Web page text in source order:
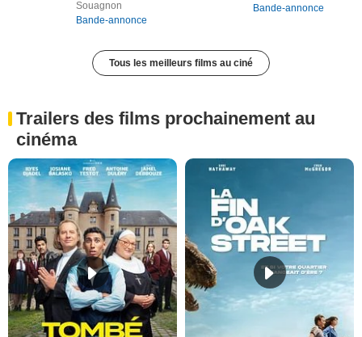
Souagnon
Bande-annonce
Bande-annonce
Tous les meilleurs films au ciné
Trailers des films prochainement au
cinéma